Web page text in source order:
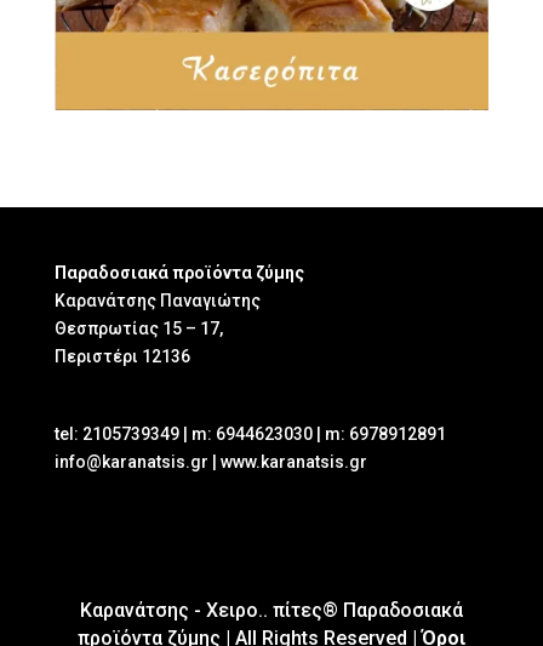
Παραδοσιακά προϊόντα ζύμης
Καρανάτσης Παναγιώτης
Θεσπρωτίας 15 – 17,
Περιστέρι 12136
tel: 2105739349 | m: 6944623030 | m: 6978912891
info@karanatsis.gr | www.karanatsis.gr
Καρανάτσης - Χειρο.. πίτες® Παραδοσιακά
προϊόντα ζύμης | All Rights Reserved |Όροι